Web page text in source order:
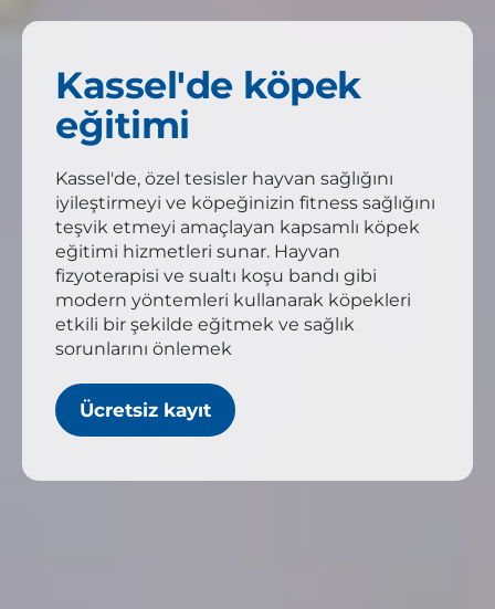
Kassel'de köpek
eğitimi
Kassel'de, özel tesisler hayvan sağlığını
iyileştirmeyi ve köpeğinizin fitness sağlığını
teşvik etmeyi amaçlayan kapsamlı köpek
eğitimi hizmetleri sunar. Hayvan
fizyoterapisi ve sualtı koşu bandı gibi
modern yöntemleri kullanarak köpekleri
etkili bir şekilde eğitmek ve sağlık
sorunlarını önlemek
Ücretsiz kayıt